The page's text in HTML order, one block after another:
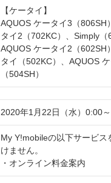
【ケータイ】
AQUOS ケータイ3（806SH
タイ2（702KC）、Simply（
AQUOS ケータイ2（602SH
タイ（502KC）、AQUOS
（504SH）
2020年1月22日（水）0:00
My Y!mobileの以下サービス
けません。
・オンライン料金案内